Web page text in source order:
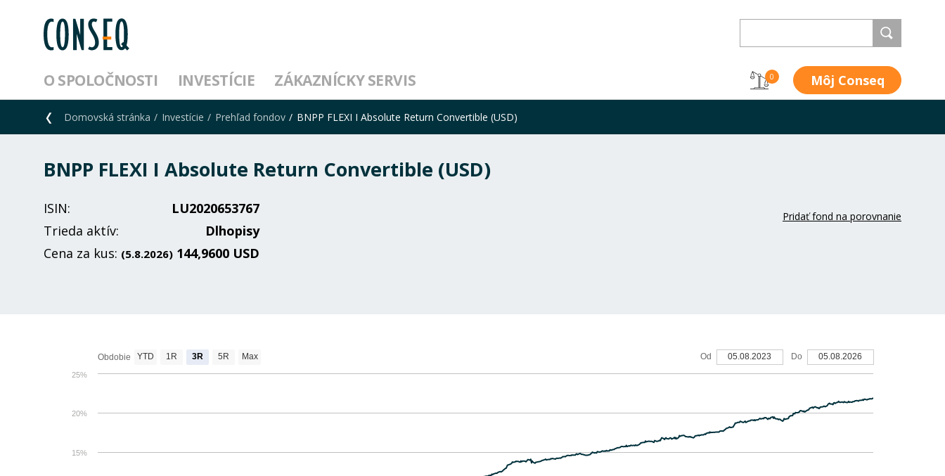
O SPOLOČNOSTI INVESTÍCIE ZÁKAZNÍCKY SERVIS 0 Môj Conseq
Domovská stránka Investície Prehľad fondov BNPP FLEXI I Absolute Return Convertible (USD)
BNPP FLEXI I Absolute Return Convertible (USD)
ISIN:
LU2020653767
Trieda aktív:
Dlhopisy
Cena za kus: (5.8.2026) 144,9600 USD
Pridať fond na porovnanie
15%
20%
25%
Obdobie YTD 1R 3R 5R Max Od 05.08.2023 Do 05.08.2026